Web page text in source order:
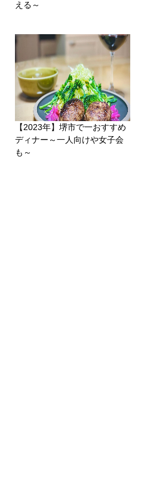
える～
【2023年】堺市で一おすすめ
ディナー～一人向けや女子会
も～